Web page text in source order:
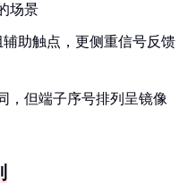
场景
辅助触点，更侧重信号反馈
，但端子序号排列呈镜像